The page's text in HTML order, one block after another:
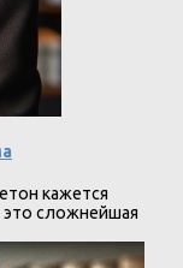
кажется
сложнейшая